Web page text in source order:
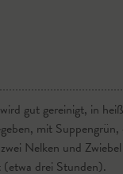
gut gereinigt, in
mit Suppengrün,
Nelken und
(etwa drei Stunden).